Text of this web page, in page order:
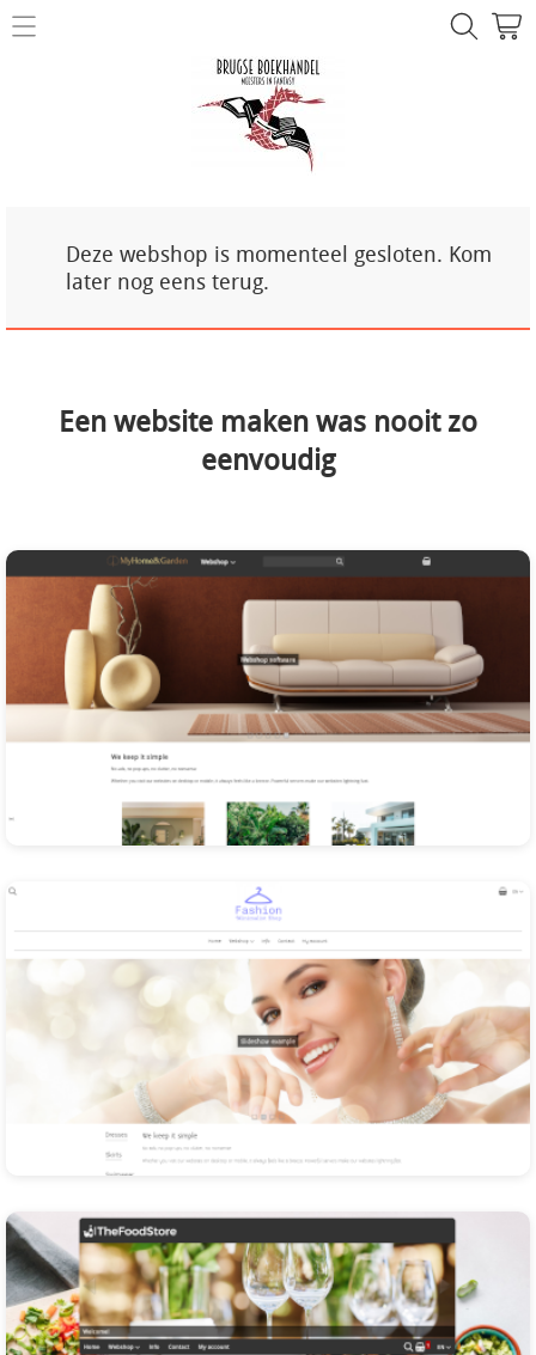
NIEUW!
Deze webshop is momenteel gesloten. Kom
later nog eens terug.
Een website maken was nooit zo
eenvoudig